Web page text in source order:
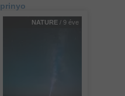
prinyo
NATURE / 9 éve